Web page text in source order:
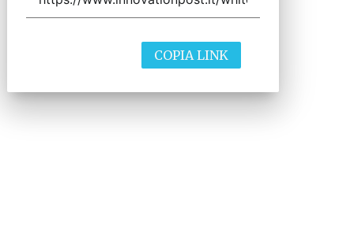
COPIA LINK